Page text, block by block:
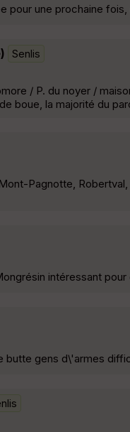
une prochaine fois,
Senlis
/ P. du noyer /
boue, la majorité du
Pagnotte, Robertval,
intéressant
butte gens d\'armes